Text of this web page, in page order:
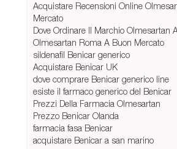
Acquistare Recensioni Online
Mercato
Dove Ordinare Il Marchio Olmesartan
Olmesartan Roma A Buon Mercato
sildenafil Benicar generico
Acquistare Benicar UK
dove comprare Benicar generico line
esiste il farmaco generico del Benicar
Prezzi Della Farmacia Olmesartan
Prezzo Benicar Olanda
farmacia fasa Benicar
acquistare Benicar a san marino